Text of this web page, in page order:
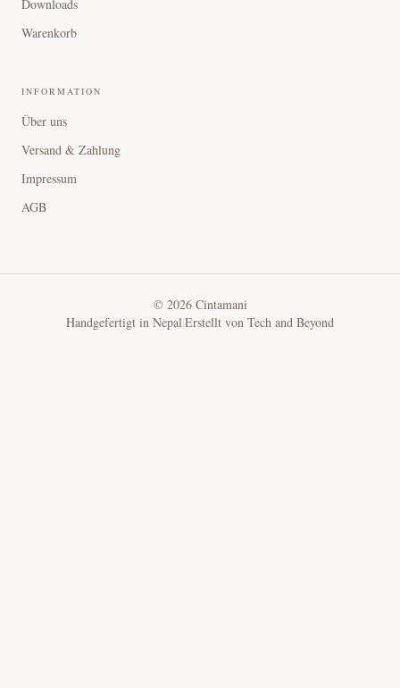
Downloads
Warenkorb
INFORMATION
Über uns
Versand & Zahlung
Impressum
AGB
© 2026Cintamani
Handgefertigt in Nepal|Erstellt von Tech and Beyond